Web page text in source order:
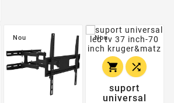
Nou Nou
 
suport
universal